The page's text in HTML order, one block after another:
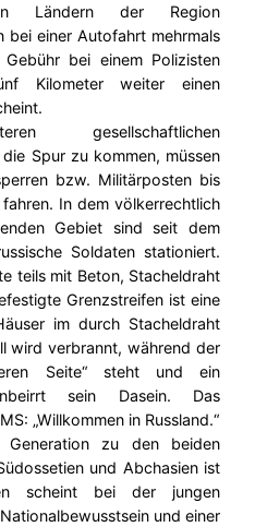
Ländern der Region
bei einer Autofahrt mehrmals
bei einem Polizisten
Kilometer weiter einen
gesellschaftlichen
Spur zu kommen, müssen
bzw. Militärposten bis
In dem völkerrechtlich
Gebiet sind seit dem
Soldaten stationiert.
teils mit Beton, Stacheldraht
Grenzstreifen ist eine
im durch Stacheldraht
wird verbrannt, während der
Seite“ steht und ein
sein Dasein. Das
„Willkommen in Russland.“
zu den beiden
und Abchasien ist
scheint bei der jungen
und einer